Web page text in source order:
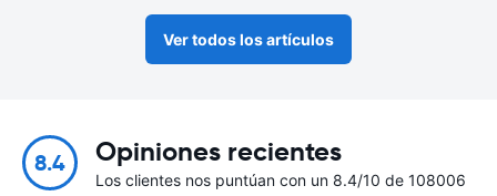
Ver todos los artículos
8.4 Opiniones recientes
Los clientes nos puntúan con un 8.4/10 de 108006